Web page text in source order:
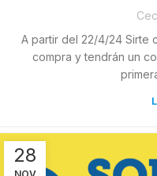
A partir del 22/4/24 Sirte
compra y tendrán un
28